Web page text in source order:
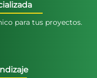
para tus proyectos.